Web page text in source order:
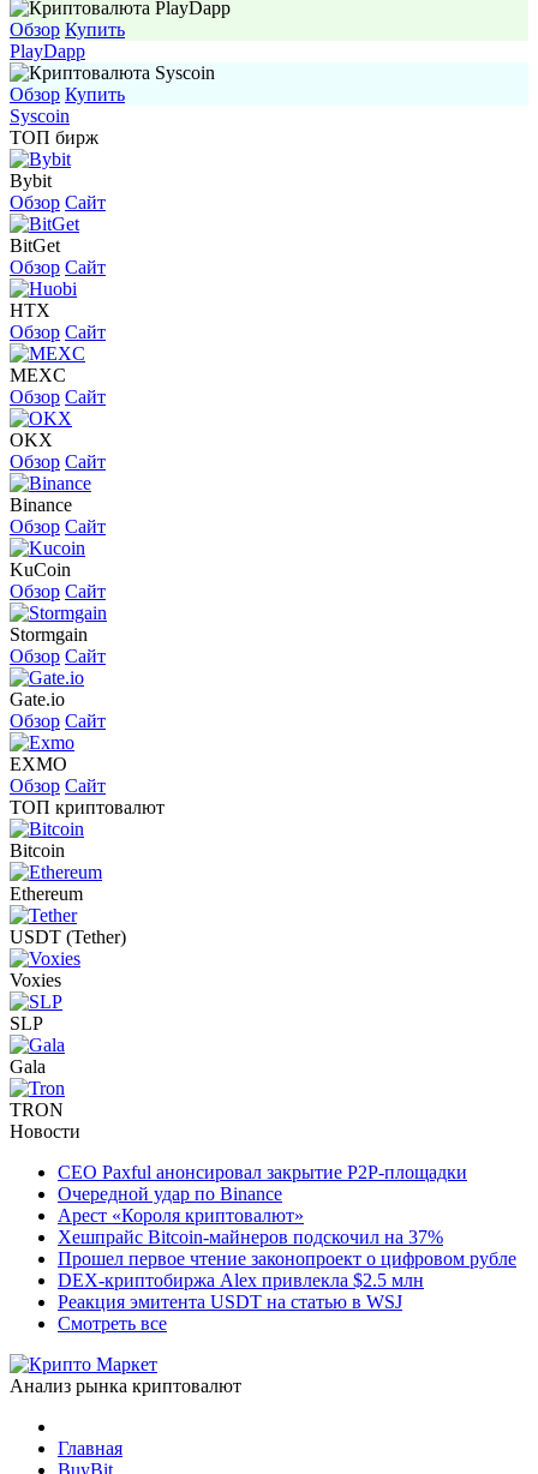
Обзор Купить
PlayDapp
Обзор Купить
Syscoin
ТОП бирж
Bybit
Обзор Сайт
BitGet
Обзор Сайт
HTX
Обзор Сайт
MEXC
Обзор Сайт
OKX
Обзор Сайт
Binance
Обзор Сайт
KuCoin
Обзор Сайт
Stormgain
Обзор Сайт
Gate.io
Обзор Сайт
EXMO
Обзор Сайт
ТОП криптовалют
Bitcoin
Ethereum
USDT (Tether)
Voxies
SLP
Gala
TRON
Новости
CEO Paxful анонсировал закрытие P2P-площадки
Очередной удар по Binance
Арест «Короля криптовалют»
Хешпрайс Bitcoin-майнеров подскочил на 37%
Прошел первое чтение законопроект о цифровом рубле
DEX-криптобиржа Alex привлекла $2.5 млн
Реакция эмитента USDT на статью в WSJ
Смотреть все
Анализ рынка криптовалют
Главная
BuyBit